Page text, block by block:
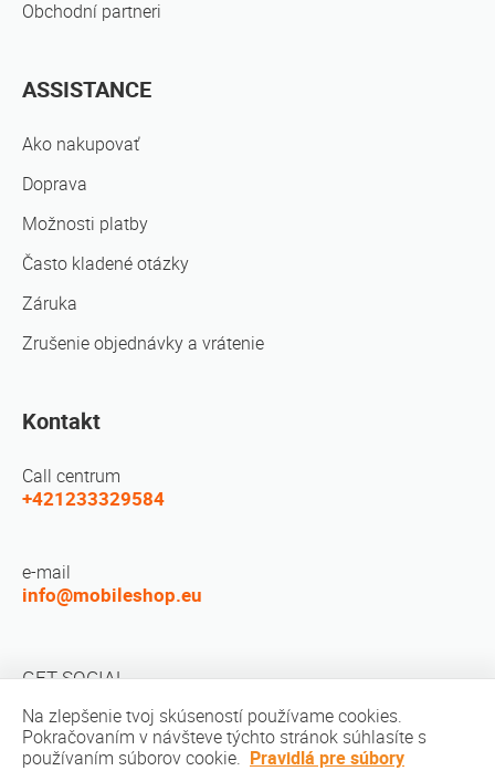
Obchodní partneri
ASSISTANCE
Ako nakupovať
Doprava
Možnosti platby
Často kladené otázky
Záruka
Zrušenie objednávky a vrátenie
Kontakt
Call centrum
+421233329584
e-mail
info@mobileshop.eu
GET SOCIAL
Na zlepšenie tvoj skúseností používame cookies.
Pokračovaním v návšteve týchto stránok súhlasíte s
používaním súborov cookie. Pravidlá pre súbory